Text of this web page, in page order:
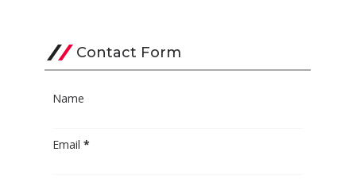
Contact Form
Name
Email*